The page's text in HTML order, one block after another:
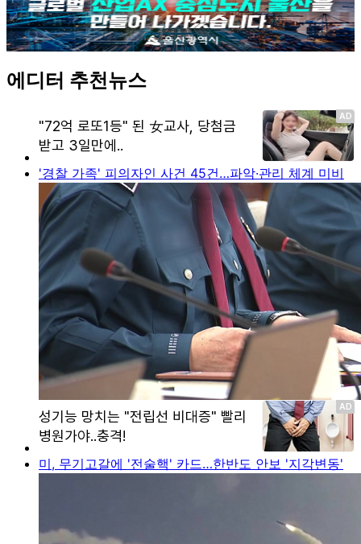
에디터 추천뉴스
'경찰 가족' 피의자인 사건 45건…파악·관리 체계 미비
미, 무기고갈에 '전술핵' 카드…한반도 안보 '지각변동'